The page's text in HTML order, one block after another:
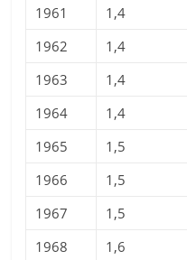
1961
1,4
1962
1,4
1963
1,4
1964
1,4
1965
1,5
1966
1,5
1967
1,5
1968
1,6